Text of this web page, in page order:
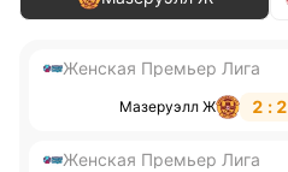
Женская Премьер Лига
Мазеруэлл Ж 2 : 2
Женская Премьер Лига